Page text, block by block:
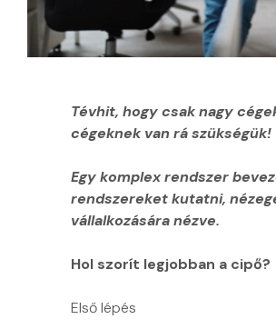
Tévhit, hogy csak nagy
cégeknek van rá szükségük!
Egy komplex rendszer
rendszereket kutatni,
vállalkozására nézve.
Hol szorít legjobban a cipő?
Első lépés
A